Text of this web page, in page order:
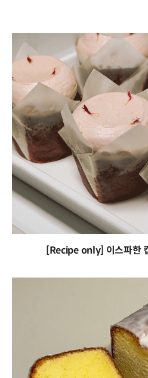
[Recipe only] 이스파한